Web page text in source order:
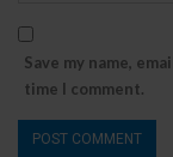
Save my name,
time I comment.